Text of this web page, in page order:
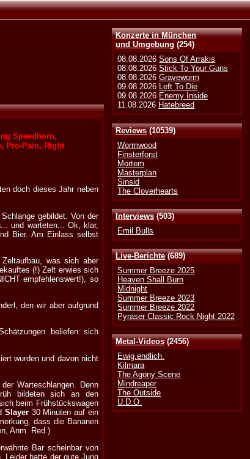
Konzerte in München
und Umgebung (254)
08.08.2026Sons Of Arrakis
08.08.2026Stick To Your Guns
08.08.2026Graveworm
09.08.2026 Left To Die
09.08.2026 Enemy Inside
11.08.2026 Hatebreed
Reviews(10539)
Wormwood
Finsterforst
Mortem
Masterplan
Sinsid
The Cloverhearts
Interviews(503)
Emil Bulls
Live-Berichte(689)
Summer Breeze 2025
Heaven Shall Burn
Midnight
Summer Breeze 2023
Summer Breeze 2022
Pyraser Classic Rock Night 2022
Metal-Videos(2456)
Ewig.endlich.
Kilmara
The Agony Scene
Mindreaper
The Outside
U.D.O.
Speedhorn,
Pro-Pain, Right
doch dieses Jahr neben
gebildet. Von der
und warteten... Ok, klar,
Bier. Am Einlass selbst
was sich aber
(!) Zelt erwies sich
empfehlenswert!), so
den wir aber aufgrund
beliefen sich
wurden und davon nicht
Warteschlangen. Denn
bildeten sich an den
beim Frühstückswagen
Slayer30 Minuten auf ein
dass die Bananen
Anm. Red.)
Bar scheinbar von
Leider hatte der gute Jung